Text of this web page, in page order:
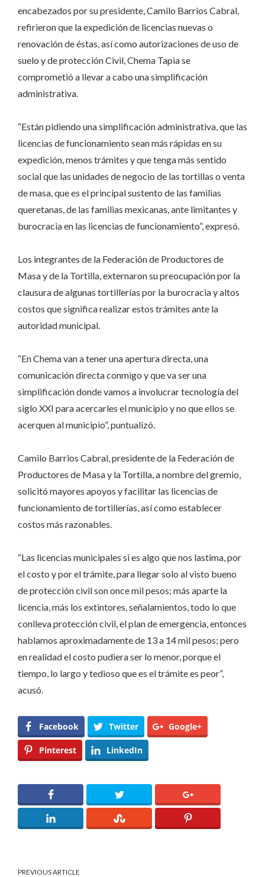
encabezados por su presidente, Camilo Barrios Cabral,
refirieron que la expedición de licencias nuevas o
renovación de éstas, así como autorizaciones de uso de
suelo y de protección Civil, Chema Tapia se
comprometió a llevar a cabo una simplificación
administrativa.
“Están pidiendo una simplificación administrativa, que las
licencias de funcionamiento sean más rápidas en su
expedición, menos trámites y que tenga más sentido
social que las unidades de negocio de las tortillas o venta
de masa, que es el principal sustento de las familias
queretanas, de las familias mexicanas, ante limitantes y
burocracia en las licencias de funcionamiento”, expresó.
Los integrantes de la Federación de Productores de
Masa y de la Tortilla, externaron su preocupación por la
clausura de algunas tortillerías por la burocracia y altos
costos que significa realizar estos trámites ante la
autoridad municipal.
“En Chema van a tener una apertura directa, una
comunicación directa conmigo y que va ser una
simplificación donde vamos a involucrar tecnología del
siglo XXI para acercarles el municipio y no que ellos se
acerquen al municipio”, puntualizó.
Camilo Barrios Cabral, presidente de la Federación de
Productores de Masa y la Tortilla, a nombre del gremio,
solicitó mayores apoyos y facilitar las licencias de
funcionamiento de tortillerías, así como establecer
costos más razonables.
“Las licencias municipales si es algo que nos lastima, por
el costo y por el trámite, para llegar solo al visto bueno
de protección civil son once mil pesos; más aparte la
licencia, más los extintores, señalamientos, todo lo que
conlleva protección civil, el plan de emergencia, entonces
hablamos aproximadamente de 13 a 14 mil pesos; pero
en realidad el costo pudiera ser lo menor, porque el
tiempo, lo largo y tedioso que es el trámite es peor”,
acusó.
Facebook Twitter Google+
Pinterest LinkedIn
PREVIOUS ARTICLE